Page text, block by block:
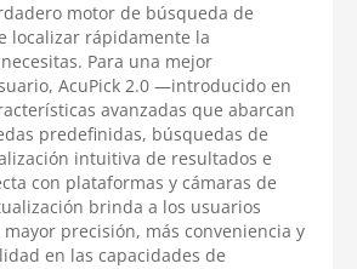
motor de búsqueda de
localizar rápidamente la
Para una mejor
AcuPick 2.0 —introducido en
avanzadas que abarcan
predefinidas, búsquedas de
intuitiva de resultados e
con plataformas y cámaras de
brinda a los usuarios
precisión, más conveniencia y
en las capacidades de